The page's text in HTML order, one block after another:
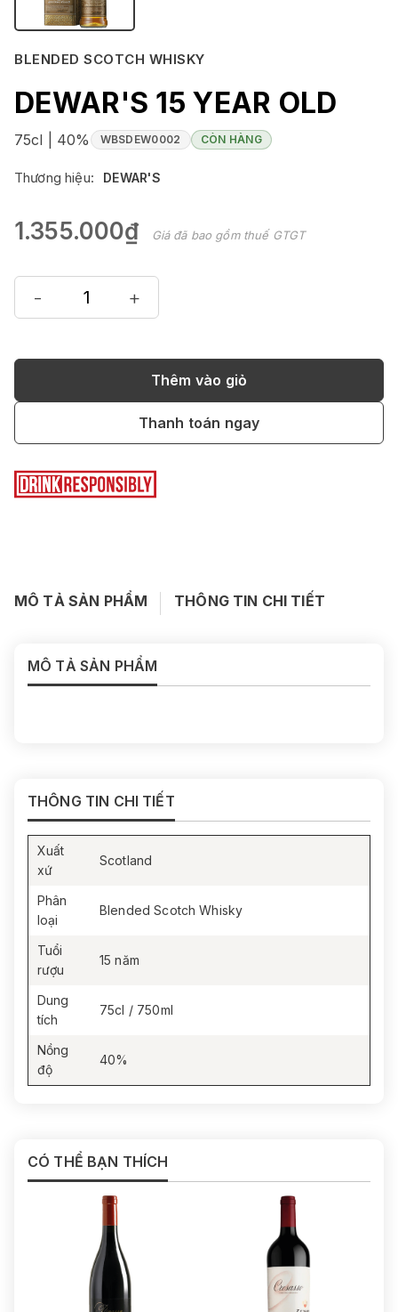
BLENDED SCOTCH WHISKY
DEWAR'S 15 YEAR OLD
75cl | 40% WBSDEW0002 CÒN HÀNG
Thương hiệu: DEWAR'S
1.355.000₫ Giá đã bao gồm thuế GTGT
- +
Thêm vào giỏ
Thanh toán ngay
MÔ TẢ SẢN PHẨM THÔNG TIN CHI TIẾT
MÔ TẢ SẢN PHẨM
THÔNG TIN CHI TIẾT
Xuất
xứ
Scotland
Phân
loại
Blended Scotch Whisky
Tuổi
rượu
15 năm
Dung
tích
75cl / 750ml
Nồng
độ
40%
CÓ THỂ BẠN THÍCH